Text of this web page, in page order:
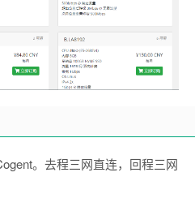
。去程三网直连，回程三网